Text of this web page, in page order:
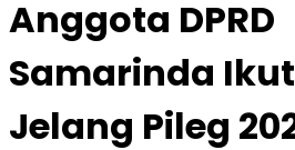
Anggota DPRD
Samarinda
Jelang Pileg